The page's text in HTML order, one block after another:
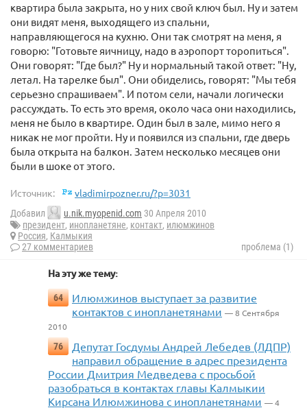
квартира была закрыта, но у них свой ключ был. Ну и затем
они видят меня, выходящего из спальни,
направляющегося на кухню. Они так смотрят на меня, я
говорю: "Готовьте яичницу, надо в аэропорт торопиться".
Они говорят: "Где был?" Ну и нормальный такой ответ: "Ну,
летал. На тарелке был". Они обиделись, говорят: "Мы тебя
серьезно спрашиваем". И потом сели, начали логически
рассуждать. То есть это время, около часа они находились,
меня не было в квартире. Один был в зале, мимо него я
никак не мог пройти. Ну и появился из спальни, где дверь
была открыта на балкон. Затем несколько месяцев они
были в шоке от этого.
Источник: vladimirpozner.ru/?p=3031
Добавил u.nik.myopenid.com 30 Апреля 2010
президент, инопланетяне, контакт, илюмжинов
Россия, Калмыкия
27 комментариев
проблема (1)
На эту же тему:
64
Илюмжинов выступает за развитие
контактов с инопланетянами — 8 Сентября
2010
76
Депутат Госдумы Андрей Лебедев (ЛДПР)
направил обращение в адрес президента
России Дмитрия Медведева с просьбой
разобраться в контактах главы Калмыкии
Кирсана Илюмжинова с инопланетянами — 4